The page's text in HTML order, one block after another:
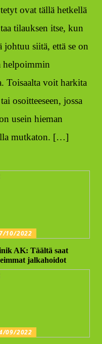
ovat tällä hetkellä
tilauksen itse, kun
siitä, että se on
helpoimmin
Toisaalta voit harkita
osoitteeseen, jossa
usein hieman
mutkaton. […]
10/2022
AK: Täältä saat
jalkahoidot
09/2022